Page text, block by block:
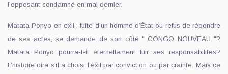
l’opposant condamné en mai dernier.
Matata Ponyo en exil : fuite d’un homme d’État ou refus de répondre
de ses actes, se demande de son côté " CONGO NOUVEAU "?
Matata Ponyo pourra-t-il éternellement fuir ses responsabilités?
L’histoire dira s’il a choisi l’exil par conviction ou par crainte. Mais ce